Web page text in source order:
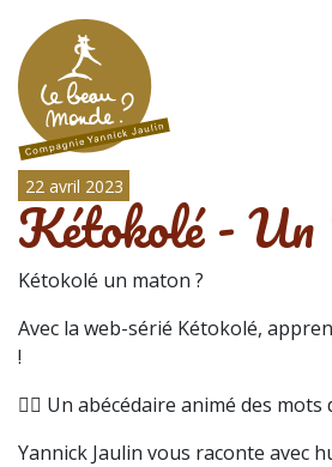
22 avril 2023
Kétokolé -
Kétokolé un maton ?
Avec la web-sérié Kétokolé,
!
🤹‍♀️ Un abécédaire animé des
Yannick Jaulin vous raconte avec